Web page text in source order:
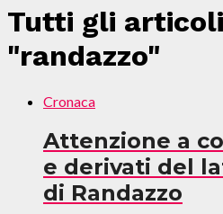
Tutti gli
"randazzo"
Cronaca
Attenzione a
e derivati del
di Randazzo